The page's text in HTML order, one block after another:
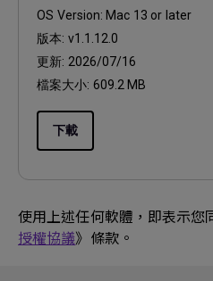
OS Version: Mac 13 or later
版本: v1.1.12.0
更新: 2026/07/16
檔案大小: 609.2 MB
下載
使用上述任何軟體，即表示您
授權協議》條款。